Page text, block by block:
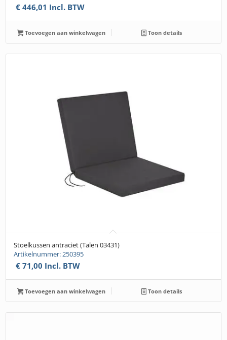
€ 446,01 Incl. BTW
Toevoegen aan winkelwagen Toon details
Stoelkussen antraciet (Talen 03431)
Artikelnummer: 250395
€ 71,00 Incl. BTW
Toevoegen aan winkelwagen Toon details